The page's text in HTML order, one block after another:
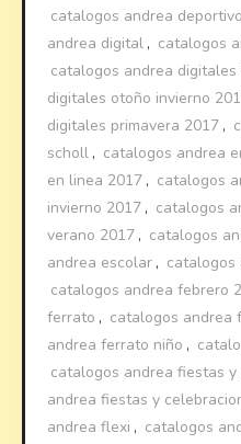
catalogos andrea
andrea digital , catalogos
catalogos andrea digitales
digitales otoño invierno
digitales primavera 2017 ,
scholl , catalogos andrea
en linea 2017 , catalogos
invierno 2017 , catalogos
verano 2017 , catalogos
andrea escolar , catalogos
catalogos andrea febrero
ferrato , catalogos andrea
andrea ferrato niño ,
catalogos andrea fiestas y
andrea fiestas y
andrea flexi , catalogos